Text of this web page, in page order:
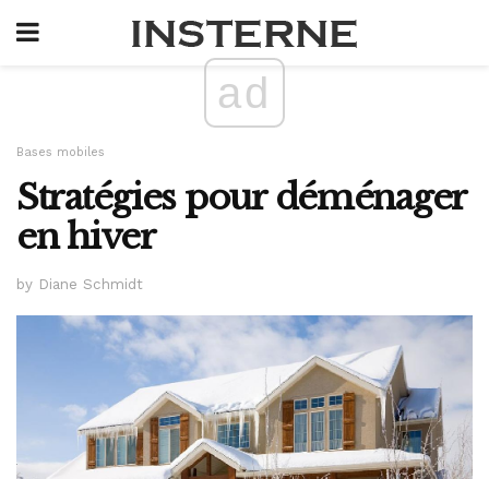
ad
Bases mobiles
Stratégies pour déménager
en hiver
by Diane Schmidt